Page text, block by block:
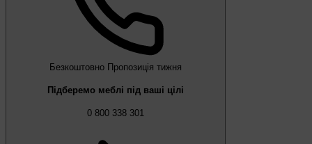
Безкоштовно Пропозиція тижня
Підберемо меблі під ваші цілі
0 800 338 301